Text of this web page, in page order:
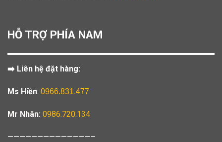
HỖ TRỢ PHÍA NAM
➡️ Liên hệ đặt hàng:
Ms Hiền: 0966.831.477
Mr Nhân: 0986.720.134
——————————————–